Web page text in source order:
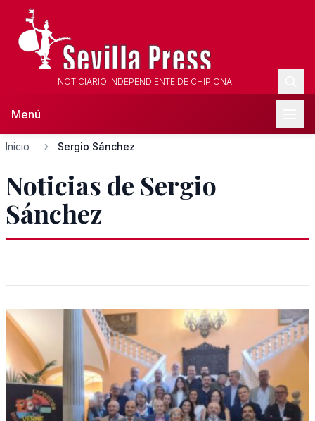
NOTICIARIO INDEPENDIENTE DE CHIPIONA
Menú
Inicio Sergio Sánchez
Noticias de Sergio
Sánchez